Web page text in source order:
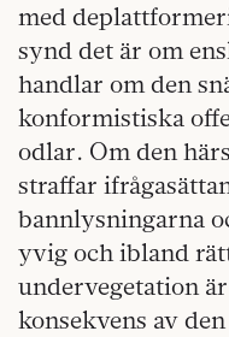
med
synd det är om
handlar om den
konformistiska
odlar. Om den
straffar
bannlysningarna
yvig och ibland
undervegetation
konsekvens av